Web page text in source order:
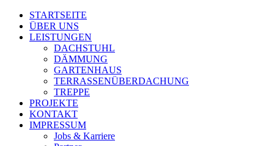
STARTSEITE
ÜBER UNS
LEISTUNGEN
DACHSTUHL
DÄMMUNG
GARTENHAUS
TERRASSENÜBERDACHUNG
TREPPE
PROJEKTE
KONTAKT
IMPRESSUM
Jobs & Karriere